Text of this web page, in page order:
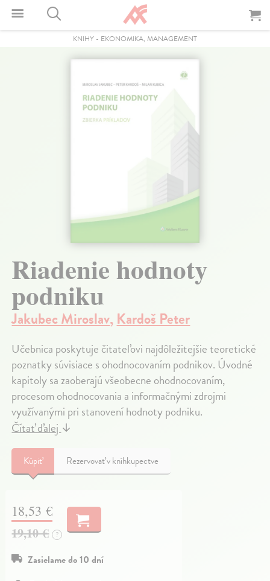
KNIHY - EKONOMIKA, MANAGEMENT
Riadenie hodnoty
podniku
Jakubec Miroslav,Kardoš Peter
Učebnica poskytuje čitateľovi najdôležitejšie teoretické
poznatky súvisiace s ohodnocovaním podnikov. Úvodné
kapitoly sa zaoberajú všeobecne ohodnocovaním,
procesom ohodnocovania a informačnými zdrojmi
využívanými pri stanovení hodnoty podniku.
Čítať ďalej ↓
Kúpiť Rezervovať v kníhkupectve
18,53 €
19,10 € ?
Zasielame do 10 dní